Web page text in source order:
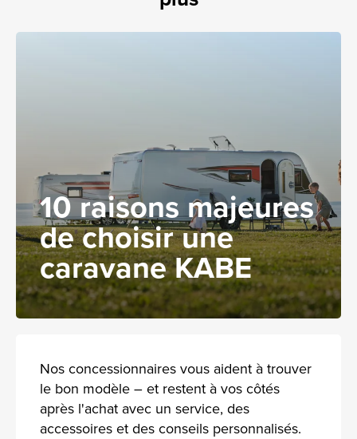
10 raisons majeures
de choisir une
caravane KABE
Nos concessionnaires vous aident à trouver
le bon modèle – et restent à vos côtés
après l'achat avec un service, des
accessoires et des conseils personnalisés.